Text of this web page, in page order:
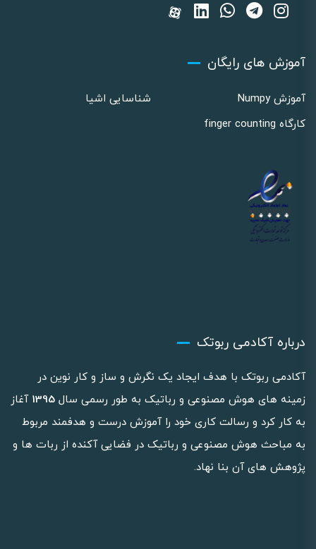
آموزش های رایگان
آموزش Numpy
شناسایی اشیا
کارگاه finger counting
درباره آکادمی ربوتک
آکادمی ربوتک با هدف ایجاد یک نگرش و ساز و کار نوین در
زمینه های هوش مصنوعی و رباتیک به طور رسمی سال 1395 آغاز
به کار کرد و رسالت کاری خود را آموزش درست و هدفمند مربوط
به مباحث هوش مصنوعی و رباتیک در فضایی آکنده از ربات ها و
پژوهش های آن بنا نهاد.